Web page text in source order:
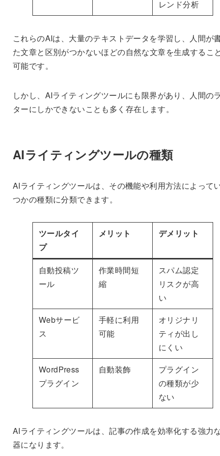
レンド分析
これらのAIは、大量のテキストデータを学習し、人間が
た文章と区別がつかないほどの自然な文章を生成するこ
可能です。
しかし、AIライティングツールにも限界があり、人間の
ターにしかできないことも多く存在します。
AIライティングツールの種類
AIライティングツールは、その機能や利用方法によって
つかの種類に分類できます。
ツールタイ
プ
メリット デメリット
自動投稿ツ
ール
作業時間短
縮
スパム認定
リスクが高
い
Webサービ
ス
手軽に利用
可能
オリジナリ
ティが出し
にくい
WordPress
プラグイン
自動装飾
プラグイン
の種類が少
ない
AIライティングツールは、記事の作成を効率化する強力
器になります。